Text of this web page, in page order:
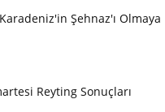
Şehnaz'ı Olmaya
Reyting Sonuçları